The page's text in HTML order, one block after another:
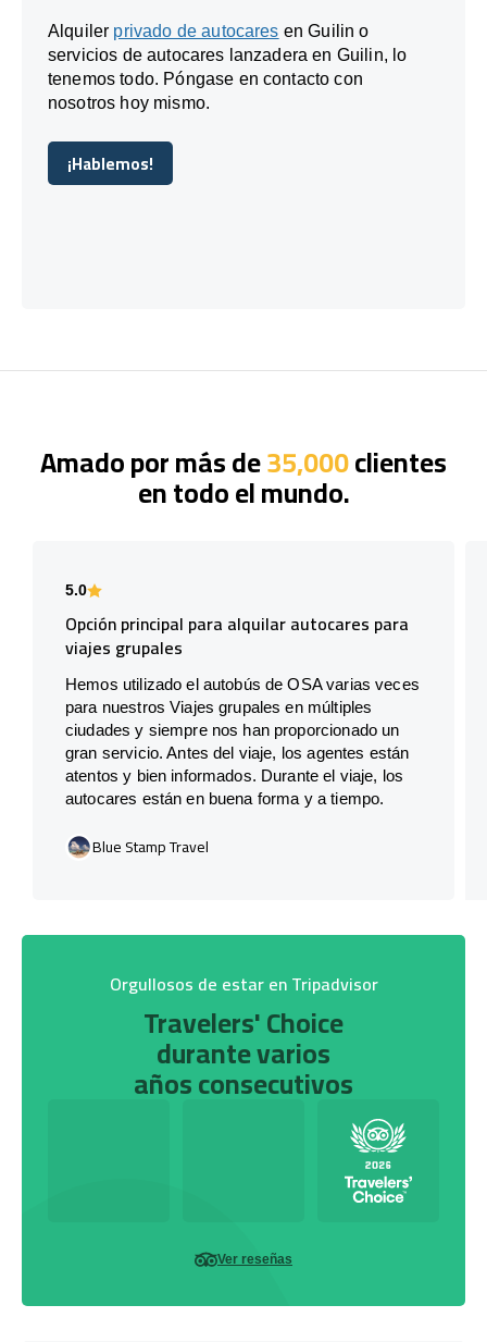
Alquiler privado de autocares en Guilin o
servicios de autocares lanzadera en Guilin, lo
tenemos todo. Póngase en contacto con
nosotros hoy mismo.
¡Hablemos!
¡Hablemos!
Amado por más de35,000clientes
en todo el mundo.
5.0
Opción principal para alquilar autocares para
viajes grupales
Hemos utilizado el autobús de OSA varias veces
para nuestros Viajes grupales en múltiples
ciudades y siempre nos han proporcionado un
gran servicio. Antes del viaje, los agentes están
atentos y bien informados. Durante el viaje, los
autocares están en buena forma y a tiempo.
Blue Stamp Travel
Orgullosos de estar en Tripadvisor
Travelers' Choice
durante varios
años consecutivos
Ver reseñas